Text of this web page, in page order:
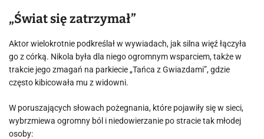
„Świat się zatrzymał”
Aktor wielokrotnie podkreślał w wywiadach, jak silna więź łączyła
go z córką. Nikola była dla niego ogromnym wsparciem, także w
trakcie jego zmagań na parkiecie „Tańca z Gwiazdami”, gdzie
często kibicowała mu z widowni.
W poruszających słowach pożegnania, które pojawiły się w sieci,
wybrzmiewa ogromny ból i niedowierzanie po stracie tak młodej
osoby: